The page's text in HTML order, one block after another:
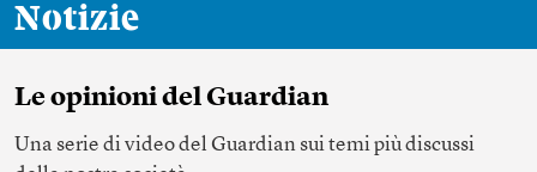
Notizie
Le opinioni del Guardian
Una serie di video del Guardian sui temi più discussi